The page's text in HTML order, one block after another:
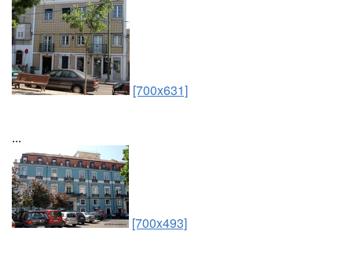
[700x631]
...
[700x493]